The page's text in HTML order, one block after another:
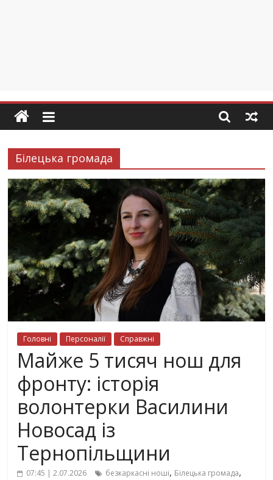
Білецька громада
Головні Персоналії Справжні
Майже 5 тисяч нош для
фронту: історія
волонтерки Василини
Новосад із
Тернопільщини
07:45 | 2.07.2026 безкаркасні ноші, Білецька громада,